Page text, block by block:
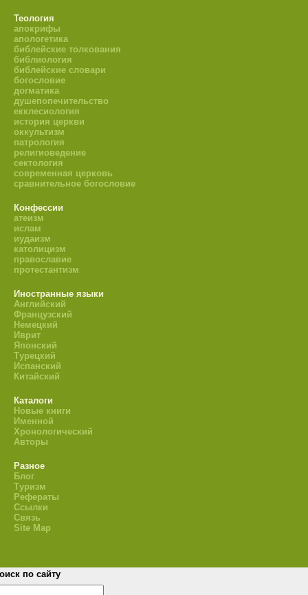
Теология
апокрифы
апологетика
библейские толкования
библиология
библейские словари
богословие
догматика
душепопечительство
екклесиология
история церкви
оккультизм
патрология
религиоведение
сектология
современная церковь
сравнительное богословие
Конфессии
атеизм
ислам
иудаизм
католицизм
православие
протестантизм
Иностранные языки
Английский
Французский
Немецкий
Иврит
Японский
Турецкий
Испанский
Китайский
Каталоги
Новые книги
Именной
Хронологический
Авторы
Разное
Блог
Туризм
Рефераты
Ссылки
Связь
Site Map
по сайту